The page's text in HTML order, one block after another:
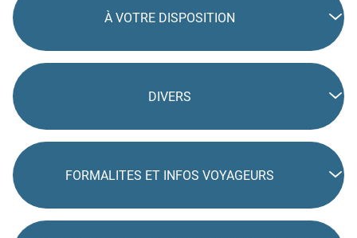
À VOTRE DISPOSITION
DIVERS
FORMALITES ET INFOS VOYAGEURS